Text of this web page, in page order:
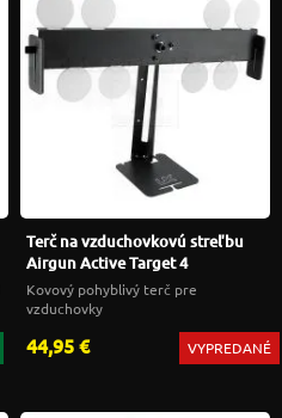
Terč na vzduchovkovú streľbu
Airgun Active Target 4
Kovový pohyblivý terč pre
vzduchovky
44,95 € VYPREDANÉ